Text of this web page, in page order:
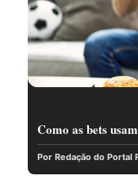
Como as bets
Por Redação do Portal